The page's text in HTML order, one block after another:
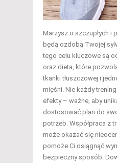
Marzysz o szczupłych i
będą ozdobą Twojej
tego celu kluczowe są
oraz dieta, które
tkanki tłuszczowej i
mięśni. Nie każdy
efekty – ważne, aby
dostosować plan do
potrzeb. Współpraca z
może okazać się
pomoże Ci osiągnąć
bezpieczny sposób.